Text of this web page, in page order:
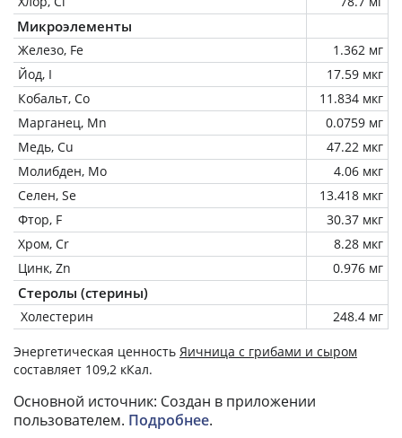
Микроэлементы
Железо, Fe
1.362 мг
Йод, I
17.59 мкг
Кобальт, Co
11.834 мкг
Марганец, Mn
0.0759 мг
Медь, Cu
47.22 мкг
Молибден, Mo
4.06 мкг
Селен, Se
13.418 мкг
Фтор, F
30.37 мкг
Хром, Cr
8.28 мкг
Цинк, Zn
0.976 мг
Стеролы (стерины)
Холестерин 248.4 мг
Энергетическая ценность Яичница с грибами и сыром
составляет 109,2 кКал.
Основной источник: Создан в приложении
пользователем. Подробнее.